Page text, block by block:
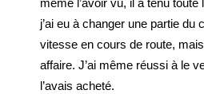
même l’avoir vu, il a tenu
j’ai eu à changer une partie du
vitesse en cours de route,
affaire. J’ai même réussi à le
l’avais acheté.